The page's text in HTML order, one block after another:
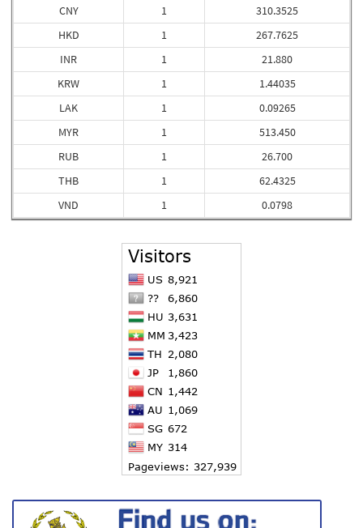
CNY
HKD
INR
KRW
LAK
MYR
RUB
THB
VND
1
1
1
1
1
1
1
1
1
310.3525
267.7625
21.880
1.44035
0.09265
513.450
26.700
62.4325
0.0798